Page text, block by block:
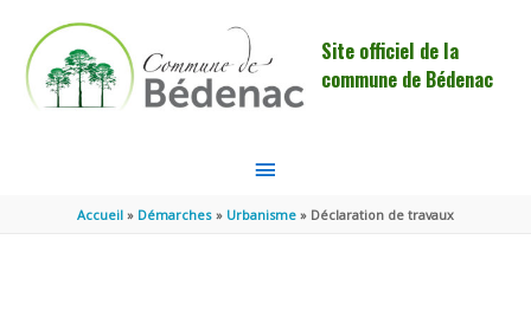
Site officiel de la
commune de Bédenac
MENU
PRINCIPAL
Accueil Démarches Urbanisme Déclaration de travaux